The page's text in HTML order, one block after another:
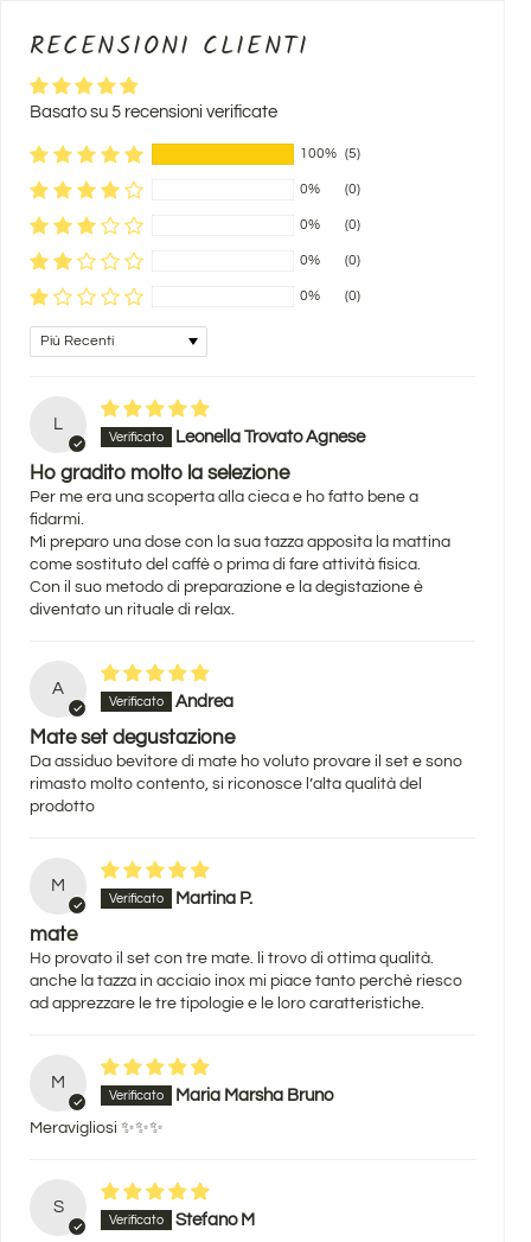
RECENSIONI CLIENTI
Basato su 5 recensioni verificate
100% (5)
0% (0)
0% (0)
0% (0)
0% (0)
Sort by
L
Leonella Trovato Agnese
Ho gradito molto la selezione
Per me era una scoperta alla cieca e ho fatto bene a
fidarmi.
Mi preparo una dose con la sua tazza apposita la mattina
come sostituto del caffè o prima di fare attività fisica.
Con il suo metodo di preparazione e la degistazione è
diventato un rituale di relax.
A
Andrea
Mate set degustazione
Da assiduo bevitore di mate ho voluto provare il set e sono
rimasto molto contento, si riconosce l’alta qualità del
prodotto
M
Martina P.
mate
Ho provato il set con tre mate. li trovo di ottima qualità.
anche la tazza in acciaio inox mi piace tanto perchè riesco
ad apprezzare le tre tipologie e le loro caratteristiche.
M
Maria Marsha Bruno
Meravigliosi ✨✨✨
S
Stefano M